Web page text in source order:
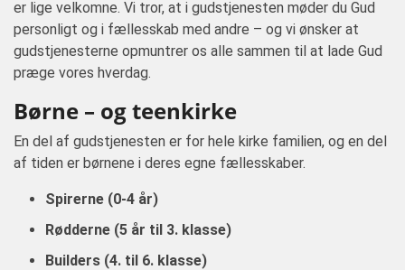
er lige velkomne. Vi tror, at i gudstjenesten møder du Gud
personligt og i fællesskab med andre – og vi ønsker at
gudstjenesterne opmuntrer os alle sammen til at lade Gud
præge vores hverdag.
Børne – og teenkirke
En del af gudstjenesten er for hele kirke familien, og en del
af tiden er børnene i deres egne fællesskaber.
Spirerne (0-4 år)
Rødderne (5 år til 3. klasse)
Builders (4. til 6. klasse)